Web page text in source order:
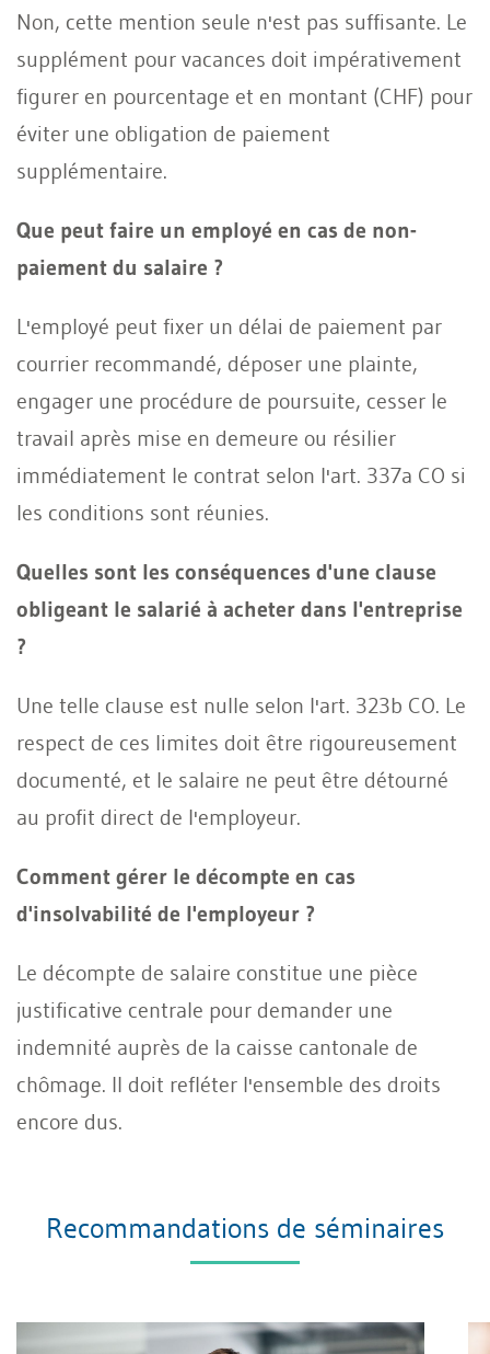
Non, cette mention seule n'est pas suffisante. Le
supplément pour vacances doit impérativement
figurer en pourcentage et en montant (CHF) pour
éviter une obligation de paiement
supplémentaire.
Que peut faire un employé en cas de non-
paiement du salaire ?
L'employé peut fixer un délai de paiement par
courrier recommandé, déposer une plainte,
engager une procédure de poursuite, cesser le
travail après mise en demeure ou résilier
immédiatement le contrat selon l'art. 337a CO si
les conditions sont réunies.
Quelles sont les conséquences d'une clause
obligeant le salarié à acheter dans l'entreprise
?
Une telle clause est nulle selon l'art. 323b CO. Le
respect de ces limites doit être rigoureusement
documenté, et le salaire ne peut être détourné
au profit direct de l'employeur.
Comment gérer le décompte en cas
d'insolvabilité de l'employeur ?
Le décompte de salaire constitue une pièce
justificative centrale pour demander une
indemnité auprès de la caisse cantonale de
chômage. Il doit refléter l'ensemble des droits
encore dus.
Recommandations de séminaires